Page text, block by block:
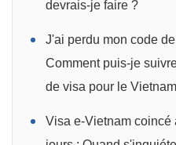
devrais-je faire ?
J'ai perdu mon code
Comment puis-je
de visa pour le
Visa e-Vietnam coincé